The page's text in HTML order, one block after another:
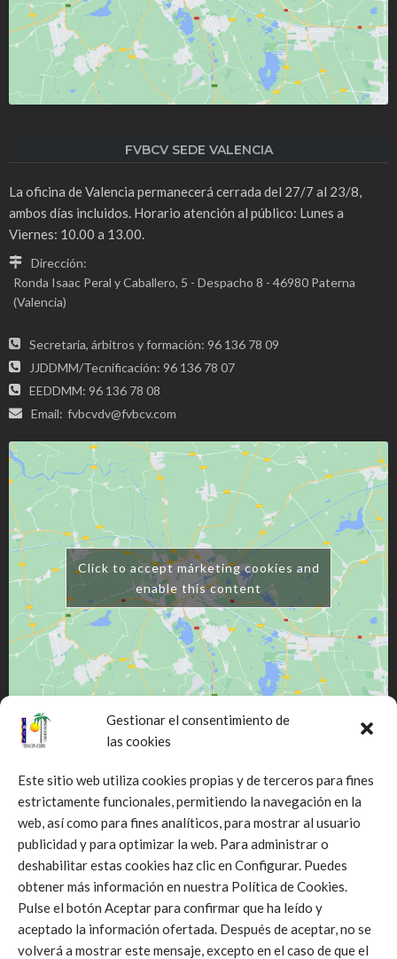
Gestionar el consentimiento de
las cookies
Este sitio web utiliza cookies propias y de terceros para fines
estrictamente funcionales, permitiendo la navegación en la
web, así como para fines analíticos, para mostrar al usuario
publicidad y para optimizar la web. Para administrar o
deshabilitar estas cookies haz clic en Configurar. Puedes
obtener más información en nuestra Política de Cookies.
Pulse el botón Aceptar para confirmar que ha leído y
aceptado la información ofertada. Después de aceptar, no se
volverá a mostrar este mensaje, excepto en el caso de que el
FVBCV SEDE VALENCIA
La oficina de Valencia permanecerá cerrada del 27/7 al 23/8,
ambos días incluidos. Horario atención al público: Lunes a
Viernes: 10.00 a 13.00.
Dirección:
Ronda Isaac Peral y Caballero, 5 - Despacho 8 - 46980 Paterna
(Valencia)
Secretaria, árbitros y formación: 96 136 78 09
JJDDMM/Tecnificación: 96 136 78 07
EEDDMM: 96 136 78 08
Email: fvbcvdv@fvbcv.com
Click to accept márketing cookies and
enable this content
Click to accept márketing cookies and
enable this content